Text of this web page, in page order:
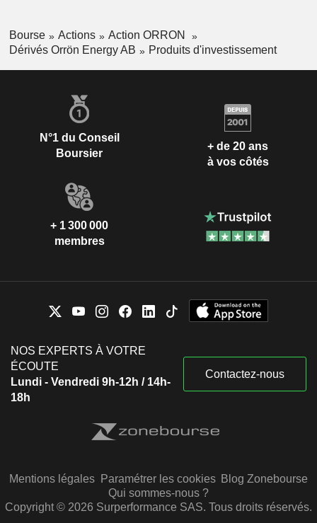
Bourse Actions
Action ORRON
Dérivés Orrön Energy AB
Produits d'investissement
N°1 du Conseil
Boursier
+ de 20 ans
à vos côtés
+ 1 300 000
membres
NOS EXPERTS À VOTRE
ÉCOUTE
Lundi - Vendredi 9h-12h / 14h-
18h
Contactez-nous
Mentions légales Paramétrer les cookies Blog Zonebourse
Qui sommes-nous ?
Copyright © 2026 Surperformance SAS. Tous droits réservés.